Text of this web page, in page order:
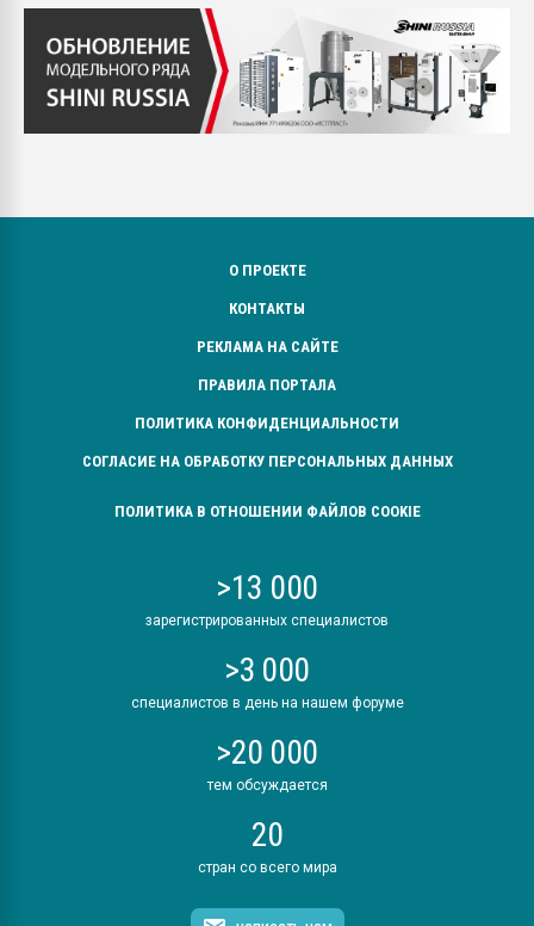
О ПРОЕКТЕ
КОНТАКТЫ
РЕКЛАМА НА САЙТЕ
ПРАВИЛА ПОРТАЛА
ПОЛИТИКА КОНФИДЕНЦИАЛЬНОСТИ
СОГЛАСИЕ НА ОБРАБОТКУ ПЕРСОНАЛЬНЫХ ДАННЫХ
ПОЛИТИКА В ОТНОШЕНИИ ФАЙЛОВ COOKIE
>13 000
зарегистрированных специалистов
>3 000
специалистов в день на нашем форуме
>20 000
тем обсуждается
20
стран со всего мира